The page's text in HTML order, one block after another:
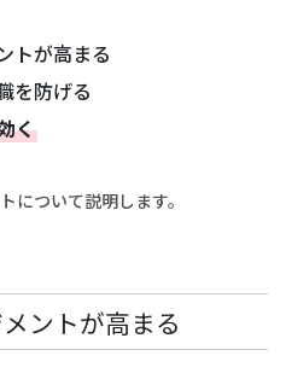
トが高まる
を防げる
く
について説明します。
ントが高まる